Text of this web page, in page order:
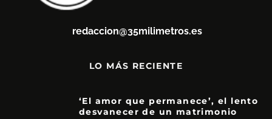
redaccion@35milimetros.es
LO MÁS RECIENTE
‘El amor que permanece’, el lento
desvanecer de un matrimonio